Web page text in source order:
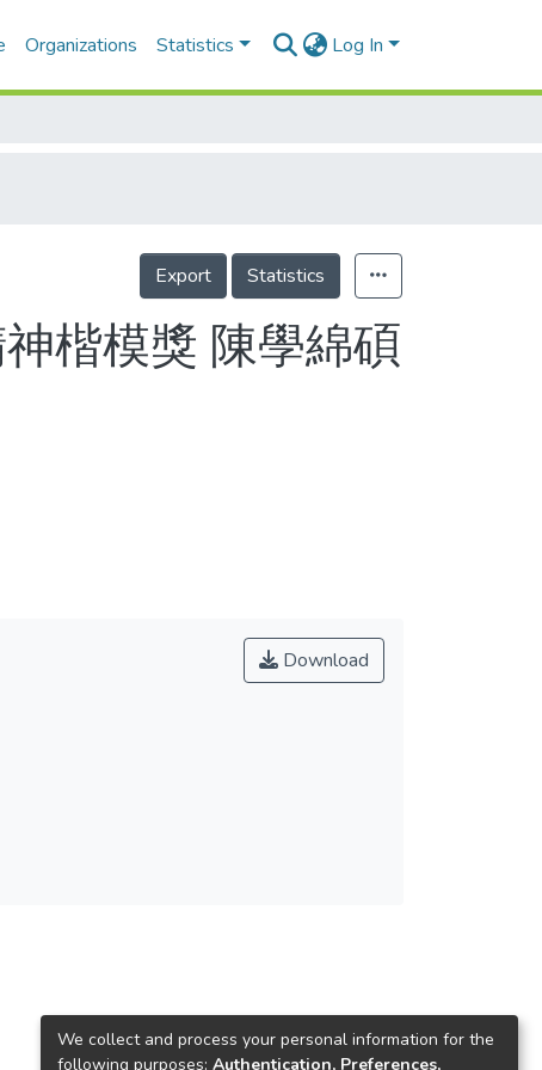
Organizations Statistics Log In
Export Statistics
楷模獎 陳學綿碩
Download
We collect and process your personal information for the
following purposes: Authentication, Preferences,